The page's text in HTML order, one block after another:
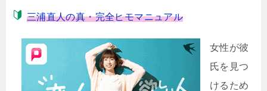
三浦直人の真・完全ヒモマニュアル
女性が彼
氏を見つ
けるため